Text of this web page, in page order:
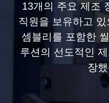
13개의 주요 제조
직원을 보유하고
셈블리를 포함한
루션의 선도적인
장